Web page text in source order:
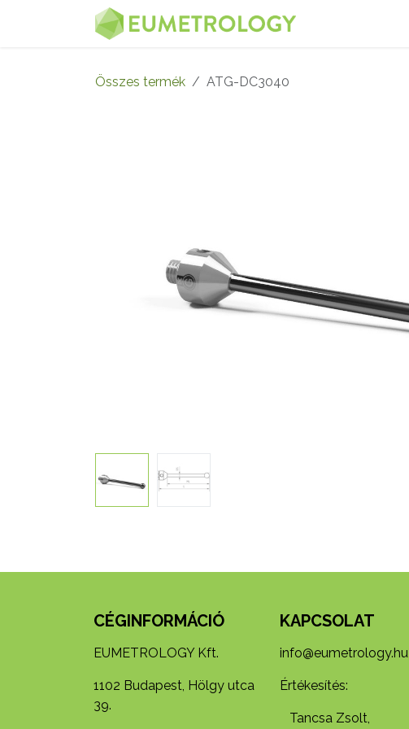
Kihagyás és továbblépés a tartalomhoz
Összes termék ATG-DC3040
CÉGINFORMÁCIÓ
EUMETROLOGY Kft.
1102 Budapest, Hölgy utca
39.
KAPCSOLAT
info@eumetrology.hu
Értékesítés:
Tancsa Zsolt,